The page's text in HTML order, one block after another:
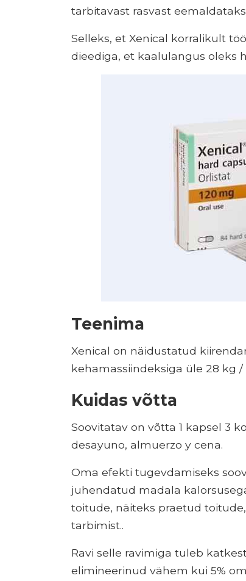
tarbitavast rasvast
Selleks, et Xenical korralikult
dieediga, et kaalulangus oleks
Teenima
Xenical on näidustatud
kehamassiindeksiga üle 28 kg
Kuidas võtta
Soovitatav on võtta 1 kapsel 3
desayuno, almuerzo y cena.
Oma efekti tugevdamiseks
juhendatud madala
toitude, näiteks praetud
tarbimist..
Ravi selle ravimiga tuleb
elimineerinud vähem kui 5%